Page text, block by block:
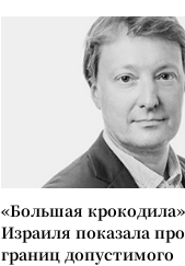
«Большая
Израиля показала
границ допустимого